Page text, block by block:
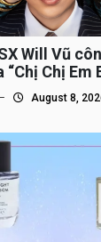
Will Vũ
Chị Em
August 8,